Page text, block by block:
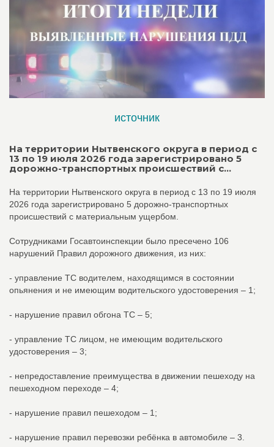
источник
На территории Нытвенского округа в период с
13 по 19 июля 2026 года зарегистрировано 5
дорожно-транспортных происшествий c...
На территории Нытвенского округа в период с 13 по 19 июля
2026 года зарегистрировано 5 дорожно-транспортных
происшествий c материальным ущербом.
Сотрудниками Госавтоинспекции было пресечено 106
нарушений Правил дорожного движения, из них:
- управление ТС водителем, находящимся в состоянии
опьянения и не имеющим водительского удостоверения – 1;
- нарушение правил обгона ТС – 5;
- управление ТС лицом, не имеющим водительского
удостоверения – 3;
- непредоставление преимущества в движении пешеходу на
пешеходном переходе – 4;
- нарушение правил пешеходом – 1;
- нарушение правил перевозки ребёнка в автомобиле – 3.